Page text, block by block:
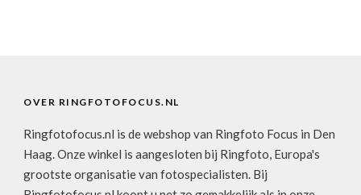
OVER RINGFOTOFOCUS.NL
Ringfotofocus.nl is de webshop van Ringfoto Focus in Den
Haag. Onze winkel is aangesloten bij Ringfoto, Europa's
grootste organisatie van fotospecialisten. Bij